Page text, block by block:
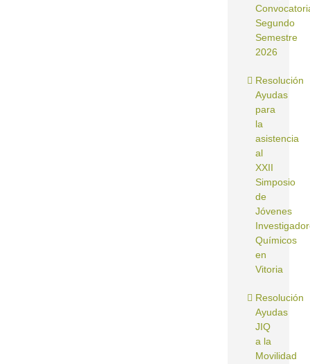
Segundo
Semestre
2026
Resolución
Ayudas
para
la
asistencia
al
XXII
Simposio
de
Jóvenes
Químicos
en
Vitoria
Resolución
Ayudas
JIQ
a la
Movilidad